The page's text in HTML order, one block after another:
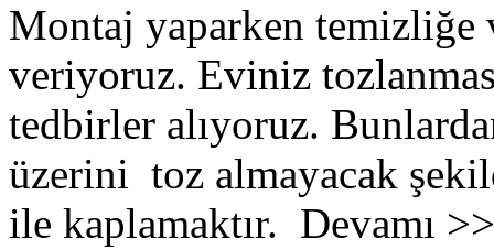
Montaj yaparken
veriyoruz. Eviniz
tedbirler alıyoruz.
üzerini toz almayacak
ile kaplamaktır. Devamı